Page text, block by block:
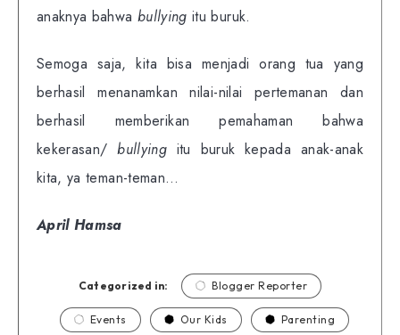
anaknya bahwa bullying itu buruk.
Semoga saja, kita bisa menjadi orang tua yang
berhasil menanamkan nilai-nilai pertemanan dan
berhasil memberikan pemahaman bahwa
kekerasan/bullying itu buruk kepada anak-anak
kita, ya teman-teman…
April Hamsa
Categorized in: Blogger Reporter
Events Our Kids Parenting